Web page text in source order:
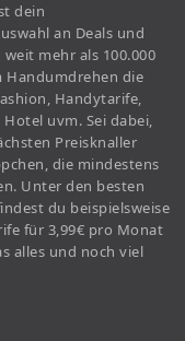
dein
an Deals und
mehr als 100.000
Handumdrehen die
Handytarife,
uvm. Sei dabei,
Preisknaller
die mindestens
Unter den besten
du beispielsweise
für 3,99€ pro Monat
alles und noch viel